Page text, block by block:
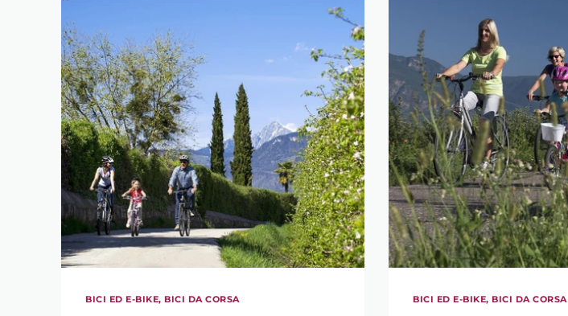
BICI ED E-BIKE, BICI DA CORSA BICI ED E-BIKE, BICI DA CORSA